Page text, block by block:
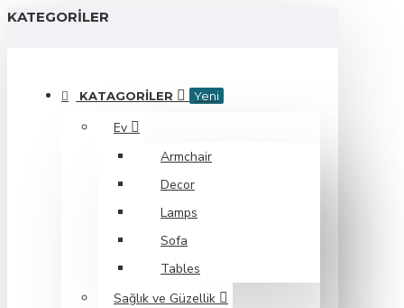
KATEGORILER
KATAGORILER Yeni
Ev
Armchair
Decor
Lamps
Sofa
Tables
Sağlık ve Güzellik